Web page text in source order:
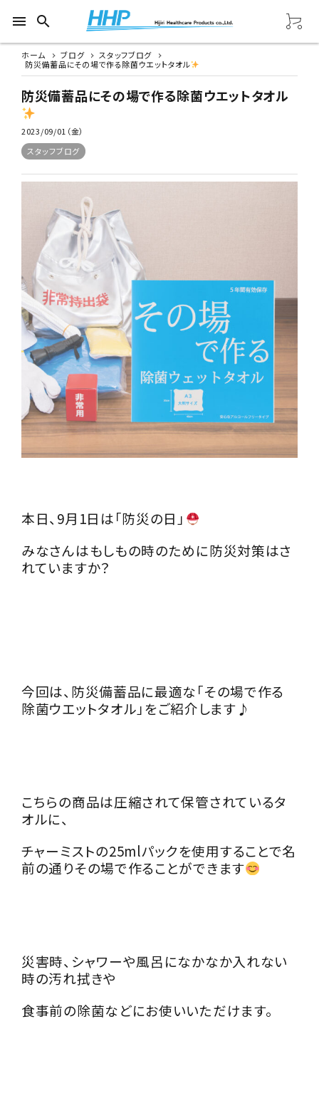
menu search
ホーム ブログ
スタッフブログ
防災備蓄品にその場で作る除菌ウエットタオル
防災備蓄品にその場で作る除菌ウエットタオル
2023/09/01（金）
スタッフブログ
本日、9月1日は「防災の日」
みなさんはもしもの時のために防災対策はさ
れていますか？
今回は、防災備蓄品に最適な「その場で作る
除菌ウエットタオル」をご紹介します♪
こちらの商品は圧縮されて保管されているタ
オルに、
チャーミストの25mlパックを使用することで名
前の通りその場で作ることができます
災害時、シャワーや風呂になかなか入れない
時の汚れ拭きや
食事前の除菌などにお使いいただけます。